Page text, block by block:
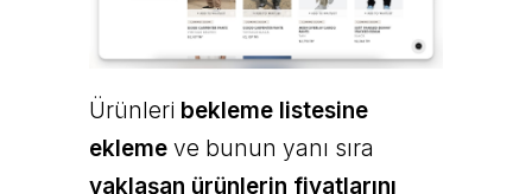
Ürünleri bekleme listesine
eklemeve bunun yanı sıra
yaklaşan ürünlerin fiyatlarını